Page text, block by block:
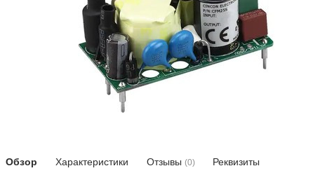
Обзор Характеристики Отзывы (0) Реквизиты